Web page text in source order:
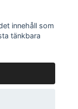
innehåll som
tänkbara